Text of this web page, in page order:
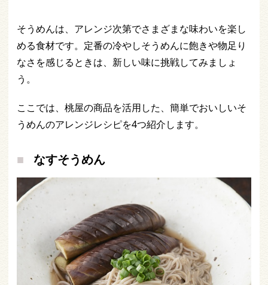
そうめんは、アレンジ次第でさまざまな味わいを楽し
める食材です。定番の冷やしそうめんに飽きや物足り
なさを感じるときは、新しい味に挑戦してみましょ
う。
ここでは、桃屋の商品を活用した、簡単でおいしいそ
うめんのアレンジレシピを4つ紹介します。
なすそうめん